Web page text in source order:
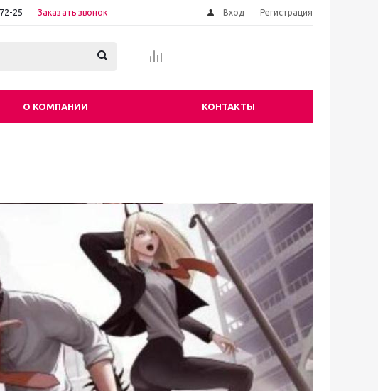
25 Заказать звонок Вход Регистрация
О КОМПАНИИ КОНТАКТЫ